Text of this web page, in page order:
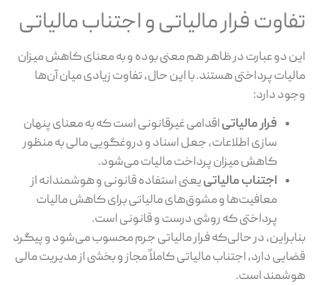
تفاوت فرار مالیاتی و اجتناب مالیاتی
این دو عبارت در ظاهر هم معنی بوده و به معنای کاهش میزان
مالیات پرداختی هستند. با این حال، تفاوت زیادی میان آن‌ها
وجود دارد:
فرار مالیاتیاقدامی غیرقانونی است که به معنای پنهان
سازی اطلاعات، جعل اسناد و دروغگویی مالی به منظور
کاهش میزان پرداخت مالیات می‌شود.
اجتناب مالیاتییعنی استفاده قانونی و هوشمندانه از
معافیت‌ها و مشوق‌های مالیاتی برای کاهش مالیات
پرداختی که روشی درست و قانونی است.
بنابراین، در حالی‌که فرار مالیاتی جرم محسوب می‌شود و پیگرد
قضایی دارد، اجتناب مالیاتی کاملاً مجاز و بخشی از مدیریت مالی
هوشمند است.